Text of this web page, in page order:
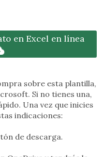
en Excel en línea
sobre esta plantilla,
Si no tienes una,
Una vez que inicies
indicaciones:
de descarga.